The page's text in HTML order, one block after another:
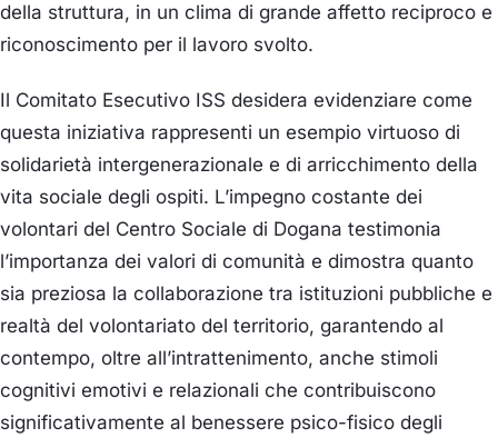
della struttura, in un clima di grande affetto reciproco e
riconoscimento per il lavoro svolto.
Il Comitato Esecutivo ISS desidera evidenziare come
questa iniziativa rappresenti un esempio virtuoso di
solidarietà intergenerazionale e di arricchimento della
vita sociale degli ospiti. L’impegno costante dei
volontari del Centro Sociale di Dogana testimonia
l’importanza dei valori di comunità e dimostra quanto
sia preziosa la collaborazione tra istituzioni pubbliche e
realtà del volontariato del territorio, garantendo al
contempo, oltre all’intrattenimento, anche stimoli
cognitivi emotivi e relazionali che contribuiscono
significativamente al benessere psico-fisico degli